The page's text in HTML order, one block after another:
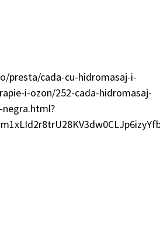
presta/cada-cu-hidromasaj-i-
i-ozon/252-cada-hidromasaj-